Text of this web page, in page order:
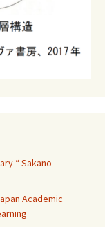
“ Sakano
Academic